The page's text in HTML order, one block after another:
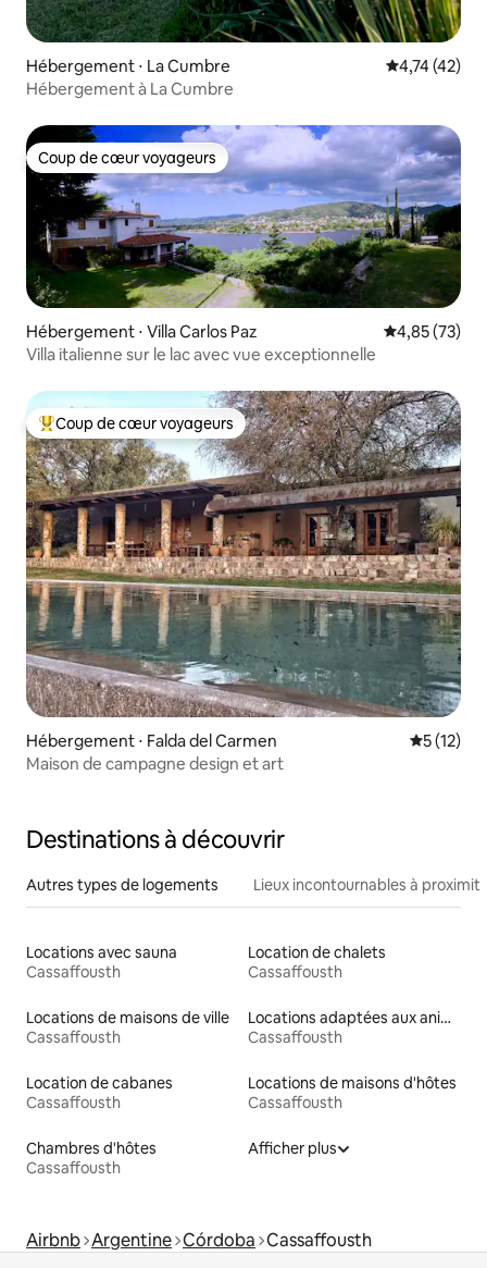
Hébergement ⋅ La Cumbre Évaluation
4,74 (42)
Hébergement à La Cumbre
Coup de cœur voyageurs
Coup de cœur voyageurs
Hébergement ⋅ Villa Carlos Paz Évaluation
4,85 (73)
Villa italienne sur le lac avec vue exceptionnelle
Coups de cœur voyageurs les plus appréciés
Coup de cœur voyageurs
Hébergement ⋅ Falda del Carmen
5 (12)
Maison de campagne design et art
Destinations à découvrir
Autres types de logements Lieux incontournables à
Locations avec sauna
Cassaffousth
Location de chalets
Cassaffousth
Locations de maisons de ville
Cassaffousth
Locations adaptées aux animaux
Cassaffousth
Location de cabanes
Cassaffousth
Locations de maisons d'hôtes
Cassaffousth
Chambres d'hôtes
Cassaffousth
Afficher plus
Airbnb Argentine Córdoba Cassaffousth